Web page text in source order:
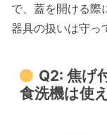
で、蓋を開ける際
器具の扱いは守っ
Q2: 焦げ
食洗機は使